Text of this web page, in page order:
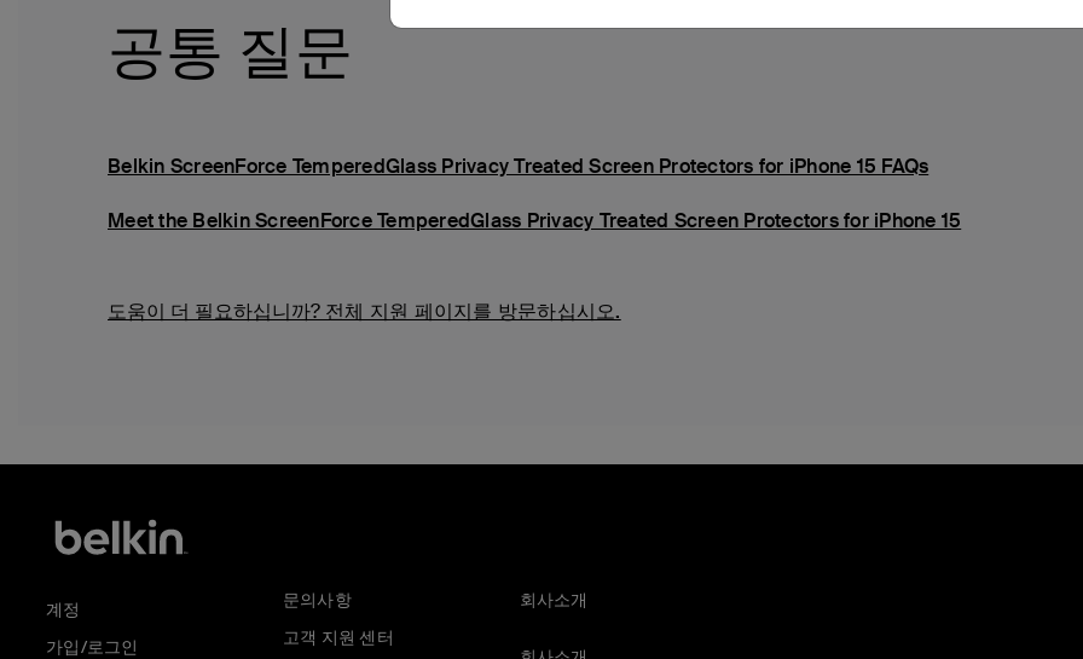
공통 질문
Belkin ScreenForce TemperedGlass Privacy Treated Screen Protectors for iPhone 15 FAQs
Meet the Belkin ScreenForce TemperedGlass Privacy Treated Screen Protectors for iPhone 15
도움이 더 필요하십니까? 전체 지원 페이지를 방문하십시오.
계정
가입/로그인
문의사항
고객 지원 센터
회사소개